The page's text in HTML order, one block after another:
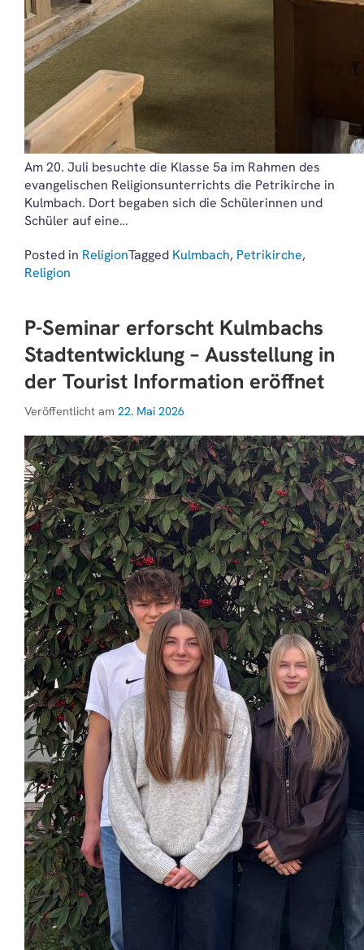
Am 20. Juli besuchte die Klasse 5a im Rahmen des
evangelischen Religionsunterrichts die Petrikirche in
Kulmbach. Dort begaben sich die Schülerinnen und
Schüler auf eine…
Posted in ReligionTagged Kulmbach, Petrikirche,
Religion
P-Seminar erforscht Kulmbachs
Stadtentwicklung – Ausstellung in
der Tourist Information eröffnet
Veröffentlicht am 22. Mai 2026